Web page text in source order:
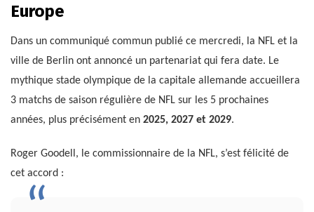
Europe
Dans un communiqué commun publié ce mercredi, la NFL et la
ville de Berlin ont annoncé un partenariat qui fera date. Le
mythique stade olympique de la capitale allemande accueillera
3 matchs de saison régulière de NFL sur les 5 prochaines
années, plus précisément en 2025, 2027 et 2029.
Roger Goodell, le commissionnaire de la NFL, s’est félicité de
cet accord :